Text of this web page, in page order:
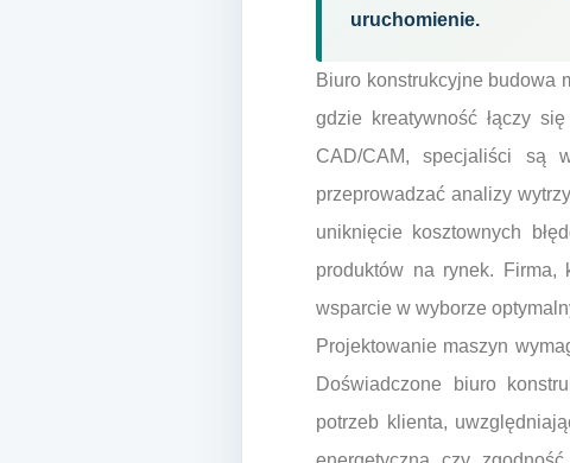
uruchomienie.
Biuro konstrukcyjne budowa
gdzie kreatywność łączy
CAD/CAM, specjaliści są
przeprowadzać analizy
uniknięcie kosztownych
produktów na rynek. Firma,
wsparcie w wyborze
Projektowanie maszyn
Doświadczone biuro
potrzeb klienta,